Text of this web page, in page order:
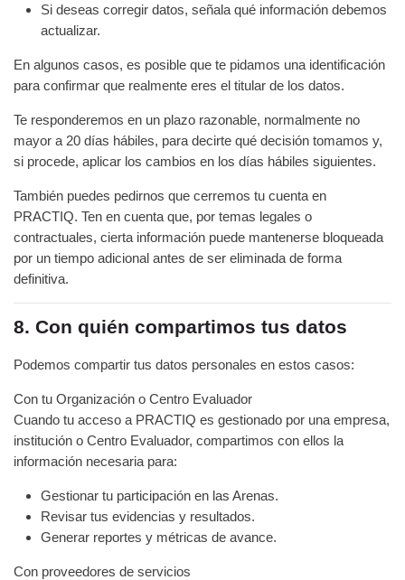
Si deseas corregir datos, señala qué información debemos
actualizar.
En algunos casos, es posible que te pidamos una identificación
para confirmar que realmente eres el titular de los datos.
Te responderemos en un plazo razonable, normalmente no
mayor a 20 días hábiles, para decirte qué decisión tomamos y,
si procede, aplicar los cambios en los días hábiles siguientes.
También puedes pedirnos que cerremos tu cuenta en
PRACTIQ. Ten en cuenta que, por temas legales o
contractuales, cierta información puede mantenerse bloqueada
por un tiempo adicional antes de ser eliminada de forma
definitiva.
8. Con quién compartimos tus datos
Podemos compartir tus datos personales en estos casos:
Con tu Organización o Centro Evaluador
Cuando tu acceso a PRACTIQ es gestionado por una empresa,
institución o Centro Evaluador, compartimos con ellos la
información necesaria para:
Gestionar tu participación en las Arenas.
Revisar tus evidencias y resultados.
Generar reportes y métricas de avance.
Con proveedores de servicios